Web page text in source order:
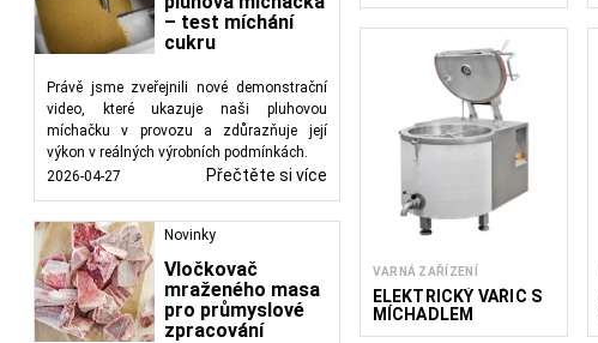
– test míchání
cukru
Právě jsme zveřejnili nové demonstrační
video, které ukazuje naši pluhovou
míchačku v provozu a zdůrazňuje její
výkon v reálných výrobních podmínkách.
2026-04-27
Přečtěte si více
Novinky
Vločkovač
mraženého masa
pro průmyslové
zpracování
VARNÁ ZAŘÍZENÍ
ELEKTRICKÝ VAŘIČ S
MÍCHADLEM